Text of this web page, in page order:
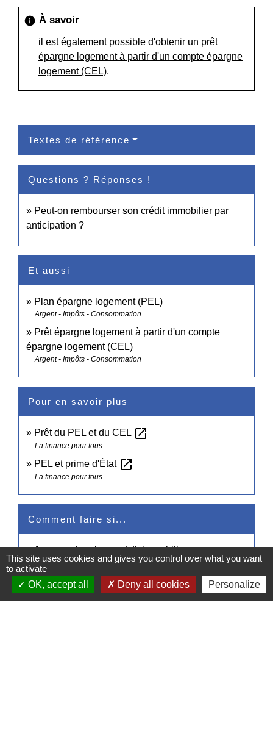
info À savoir
il est également possible d'obtenir un prêt
épargne logement à partir d'un compte épargne
logement (CEL).
Textes de référence
Questions ? Réponses !
Peut-on rembourser son crédit immobilier par
anticipation ?
Et aussi
Plan épargne logement (PEL)
Argent - Impôts - Consommation
Prêt épargne logement à partir d'un compte
épargne logement (CEL)
Argent - Impôts - Consommation
Pour en savoir plus
Prêt du PEL et du CEL open_in_new
La finance pour tous
PEL et prime d'État open_in_new
La finance pour tous
Comment faire si...
Je veux obtenir un crédit immobilier
Signaler une erreur sur cette page
This site uses cookies and gives you control over what you want
to activate
OK, accept all
Deny all cookies Personalize